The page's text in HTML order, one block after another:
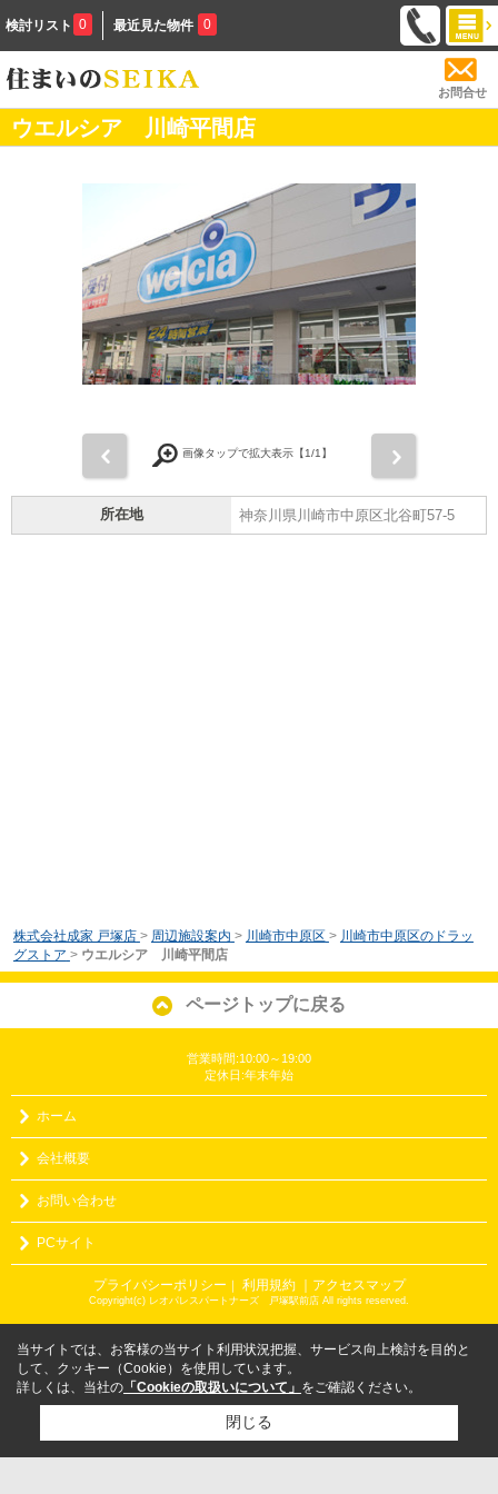
検討リスト 0 最近見た物件 0
お問合せ
ウエルシア 川崎平間店
画像タップで拡大表示【1/1】
所在地 神奈川県川崎市中原区北谷町57-5
株式会社成家 戸塚店 > 周辺施設案内 > 川崎市中原区 > 川崎市中原区のドラッ
グストア > ウエルシア 川崎平間店
ページトップに戻る
営業時間:10:00～19:00
定休日:年末年始
ホーム
会社概要
お問い合わせ
PCサイト
プライバシーポリシー ｜ 利用規約 ｜アクセスマップ
Copyright(c) レオパレスパートナーズ 戸塚駅前店 All rights reserved.
当サイトでは、お客様の当サイト利用状況把握、サービス向上検討を目的と
して、クッキー（Cookie）を使用しています。
詳しくは、当社の 「Cookieの取扱いについて」 をご確認ください。
閉じる